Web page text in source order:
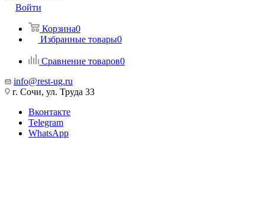
Войти
Корзина0
Избранные товары0
Сравнение товаров0
info@rest-ug.ru
г. Сочи, ул. Труда 33
Вконтакте
Telegram
WhatsApp